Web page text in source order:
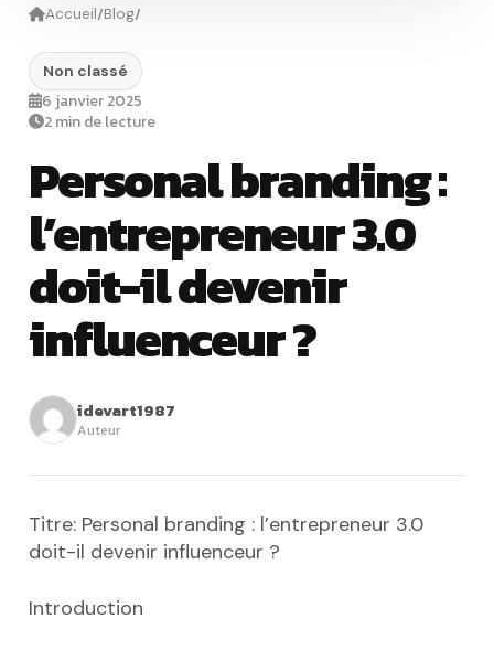
Accueil/Blog/
Non classé
6 janvier 2025
2 min de lecture
Personal branding :
l’entrepreneur 3.0
doit-il devenir
influenceur ?
idevart1987
Auteur
Titre: Personal branding : l’entrepreneur 3.0
doit-il devenir influenceur ?
Introduction